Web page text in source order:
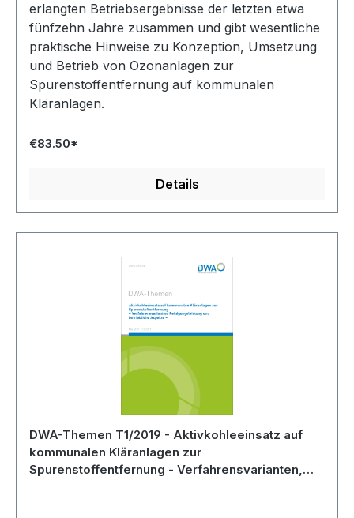
erlangten Betriebsergebnisse der letzten etwa
fünfzehn Jahre zusammen und gibt wesentliche
praktische Hinweise zu Konzeption, Umsetzung
und Betrieb von Ozonanlagen zur
Spurenstoffentfernung auf kommunalen
Kläranlagen.
€83.50*
Details
DWA-Themen T1/2019 - Aktivkohleeinsatz auf
kommunalen Kläranlagen zur
Spurenstoffentfernung - Verfahrensvarianten,